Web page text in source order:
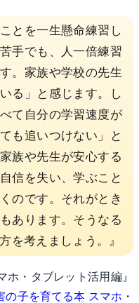
とを一生懸命練習し
手でも、人一倍練習
。家族や学校の先生
る」と感じます。し
て自分の学習速度が
も追いつけない」と
族や先生が安心する
信を失い、学ぶこと
のです。それがとき
あります。そうなる
を考えましょう。』
・タブレット活用編』
の子を育てる本 スマホ・